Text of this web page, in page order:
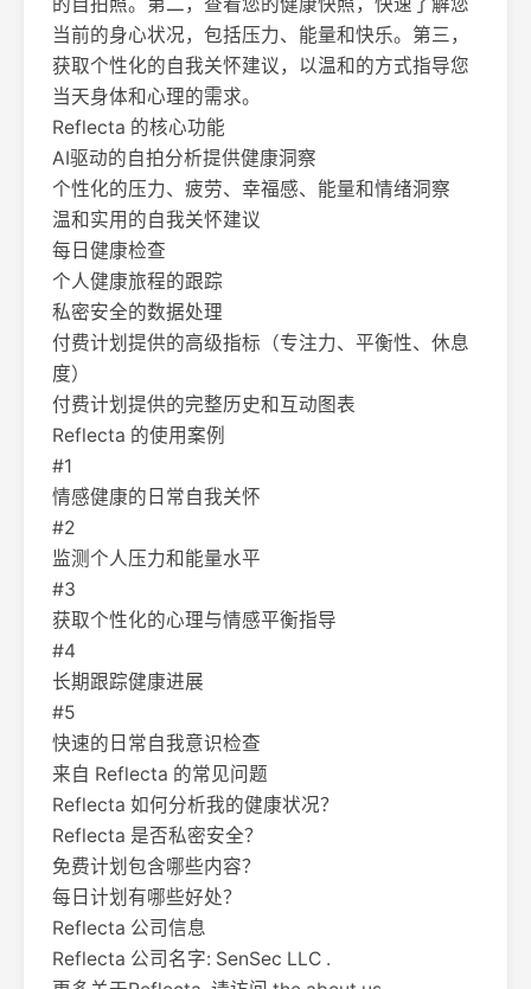
当前的身心状况，包括压力、能量和快乐。第三，
获取个性化的自我关怀建议，以温和的方式指导您
当天身体和心理的需求。
Reflecta 的核心功能
AI驱动的自拍分析提供健康洞察
个性化的压力、疲劳、幸福感、能量和情绪洞察
温和实用的自我关怀建议
每日健康检查
个人健康旅程的跟踪
私密安全的数据处理
付费计划提供的高级指标（专注力、平衡性、休息
度）
付费计划提供的完整历史和互动图表
Reflecta 的使用案例
#1
情感健康的日常自我关怀
#2
监测个人压力和能量水平
#3
获取个性化的心理与情感平衡指导
#4
长期跟踪健康进展
#5
快速的日常自我意识检查
来自 Reflecta 的常见问题
Reflecta 如何分析我的健康状况？
Reflecta 是否私密安全？
免费计划包含哪些内容？
每日计划有哪些好处？
Reflecta 公司信息
Reflecta 公司名字: SenSec LLC .